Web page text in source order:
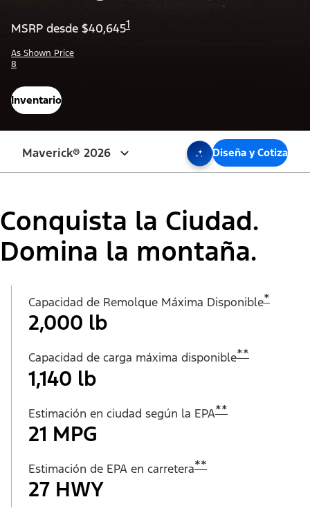
MSRP desde $40,6451
As Shown Price
8
Inventario
Maverick® 2026 Press Enter or
Diseña y Cotiza
Conquista la Ciudad.
Domina la montaña.
Capacidad de Remolque Máxima Disponible*
2,000 lb
Capacidad de carga máxima disponible**
1,140 lb
Estimación en ciudad según la EPA**
21 MPG
Estimación de EPA en carretera**
27 HWY